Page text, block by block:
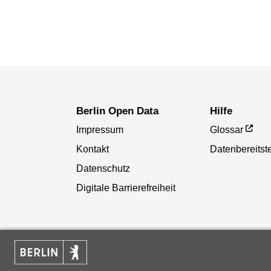
Berlin Open Data
Impressum
Kontakt
Datenschutz
Digitale Barrierefreiheit
Hilfe
Glossar